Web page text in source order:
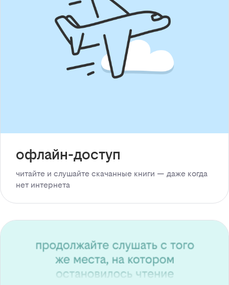
офлайн-доступ
читайте и слушайте скачанные книги — даже когда
нет интернета